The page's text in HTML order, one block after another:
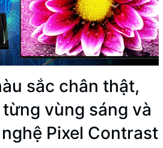
sắc chân thật,
vùng sáng và
Pixel Contrast